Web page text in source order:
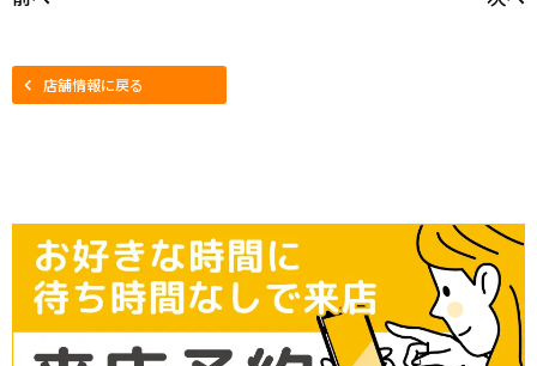
店舗情報に戻る